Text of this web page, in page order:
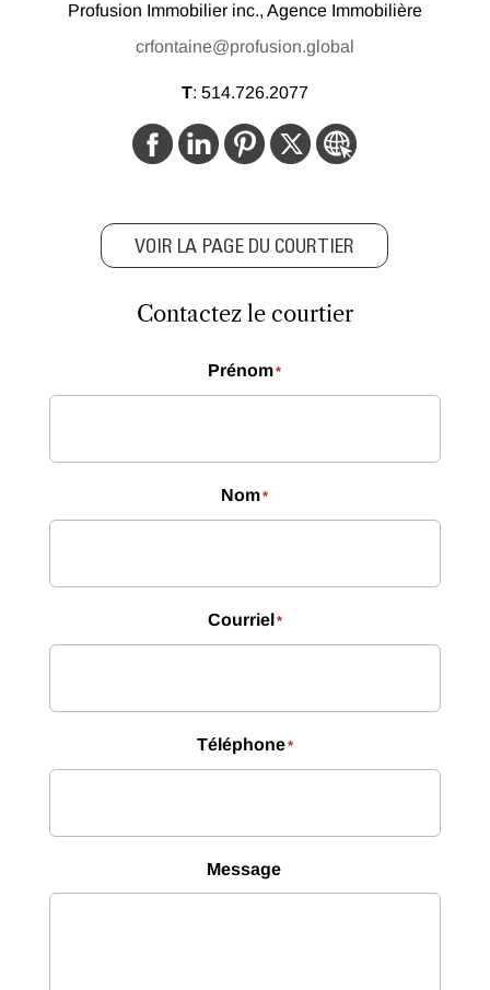
Profusion Immobilier inc., Agence Immobilière
crfontaine@profusion.global
T: 514.726.2077
VOIR LA PAGE DU COURTIER
Contactez le courtier
Prénom*
Nom*
Courriel*
Téléphone*
Message